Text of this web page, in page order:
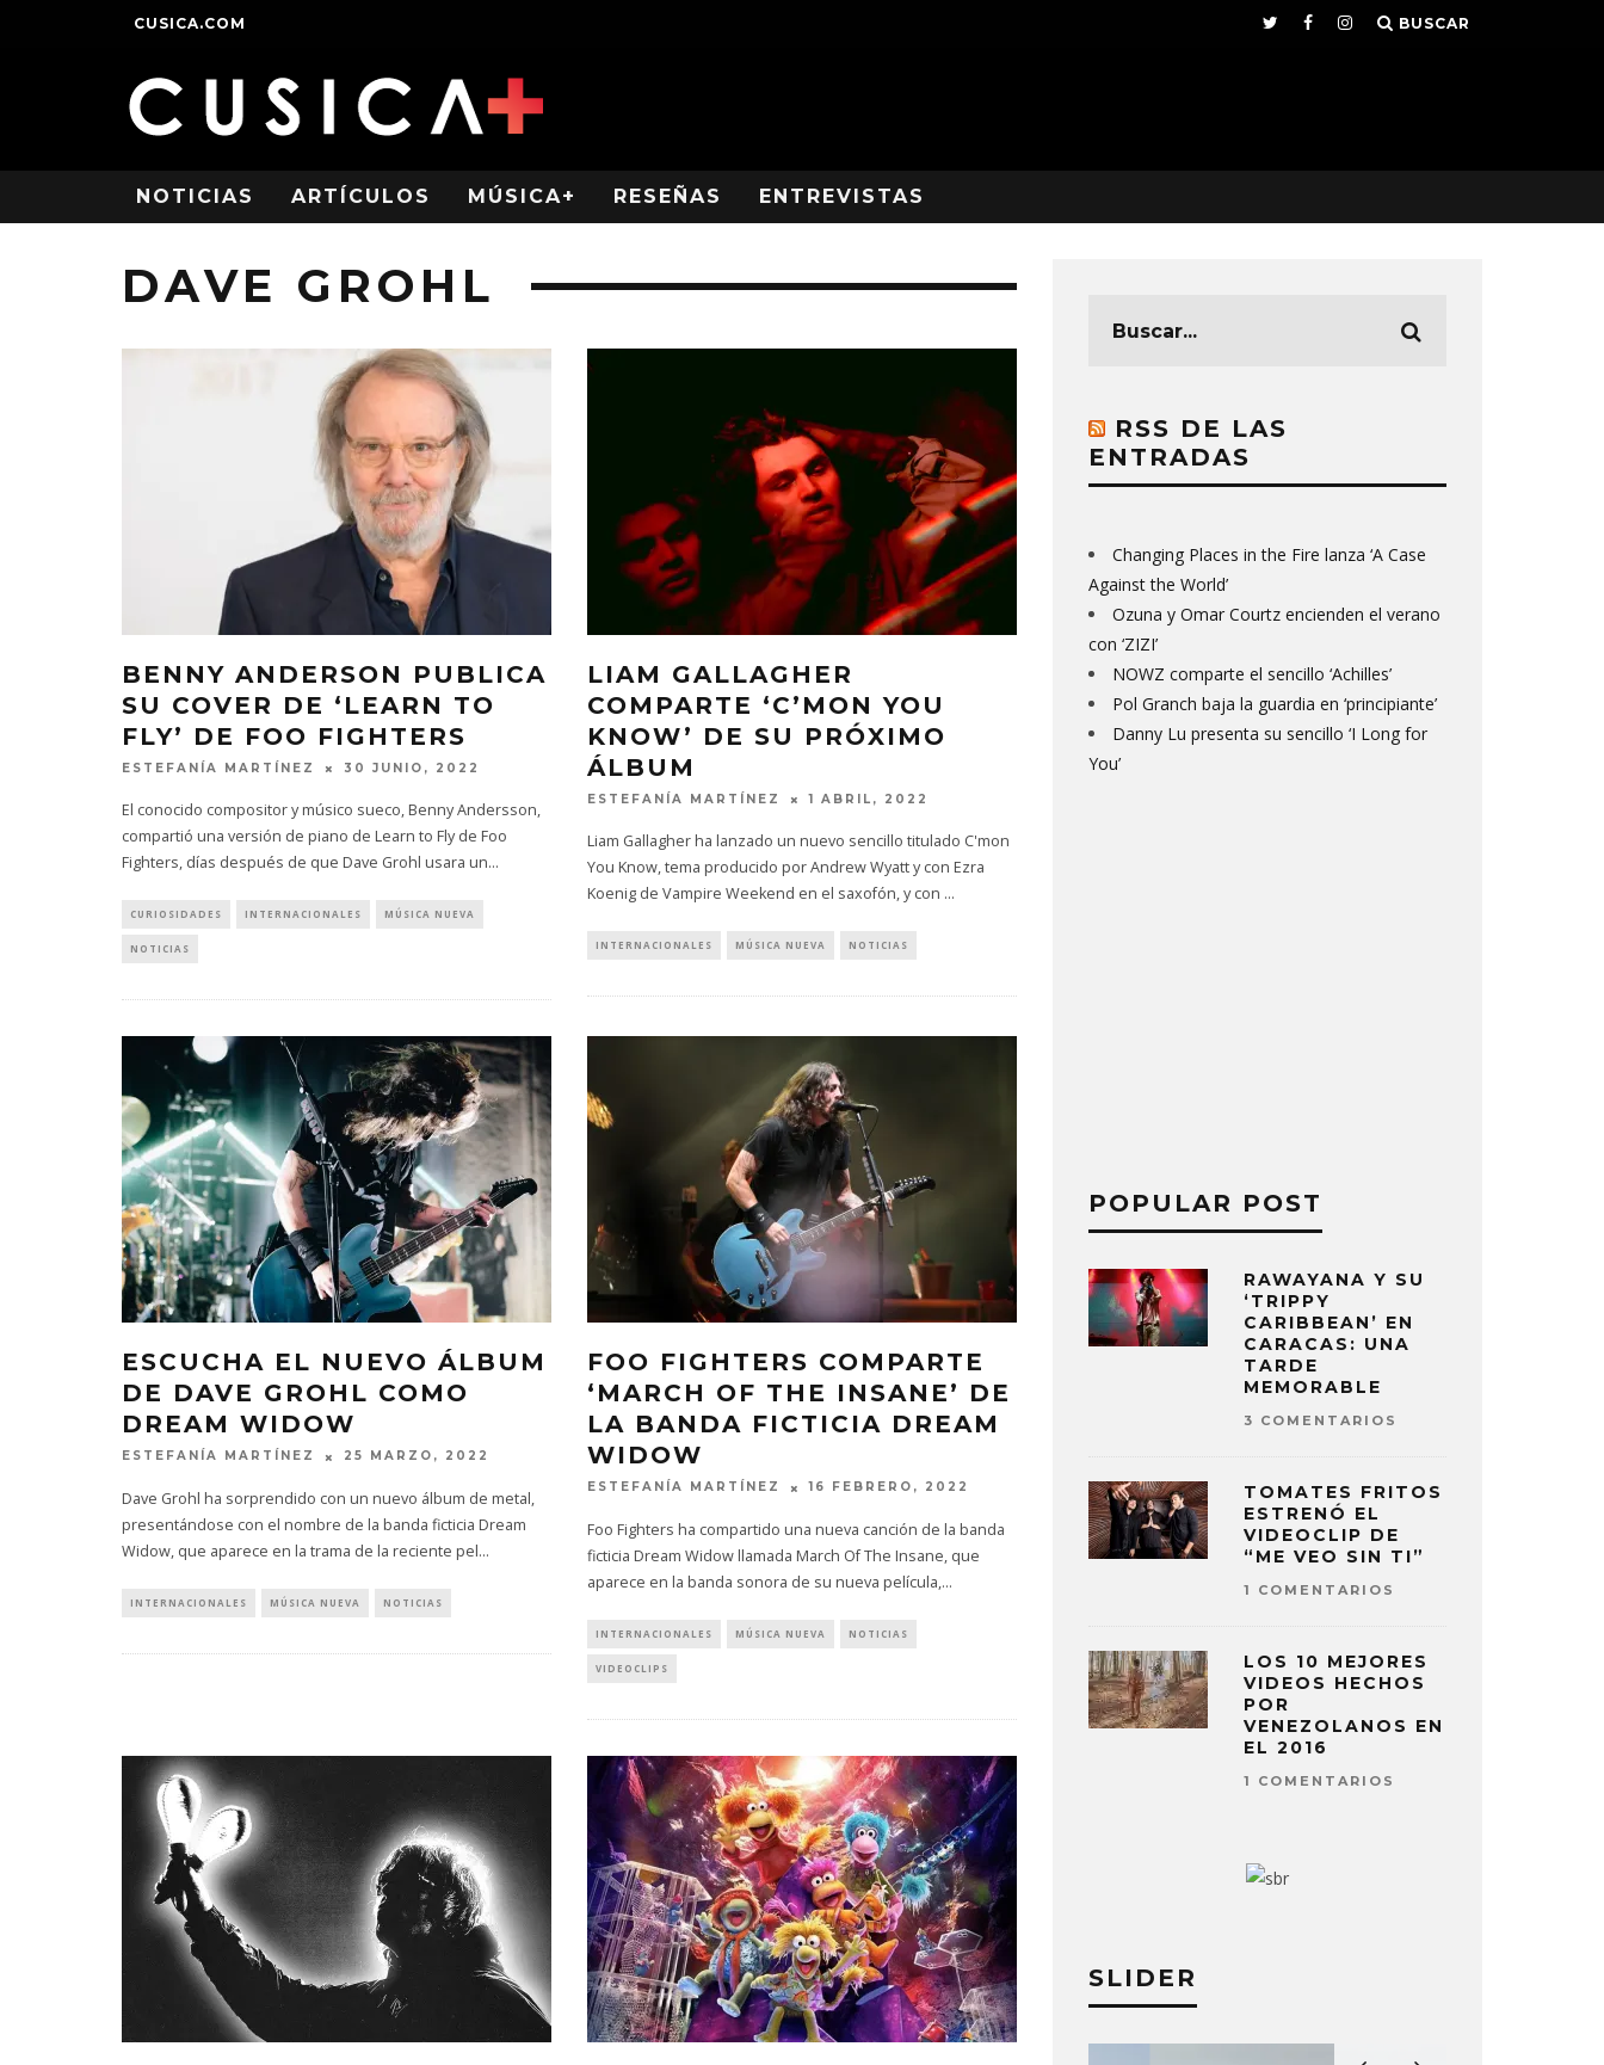
CUSICA.COM BUSCAR
NOTICIAS ARTÍCULOS MÚSICA+ RESEÑAS ENTREVISTAS
DAVE GROHL
BENNY ANDERSON PUBLICA
SU COVER DE ‘LEARN TO
FLY’ DE FOO FIGHTERS
ESTEFANÍA MARTÍNEZ 30 JUNIO, 2022
El conocido compositor y músico sueco, Benny Andersson,
compartió una versión de piano de Learn to Fly de Foo
Fighters, días después de que Dave Grohl usara un...
CURIOSIDADES INTERNACIONALES MÚSICA NUEVA
NOTICIAS
LIAM GALLAGHER
COMPARTE ‘C’MON YOU
KNOW’ DE SU PRÓXIMO
ÁLBUM
ESTEFANÍA MARTÍNEZ 1 ABRIL, 2022
Liam Gallagher ha lanzado un nuevo sencillo titulado C'mon
You Know, tema producido por Andrew Wyatt y con Ezra
Koenig de Vampire Weekend en el saxofón, y con ...
INTERNACIONALES MÚSICA NUEVA NOTICIAS
ESCUCHA EL NUEVO ÁLBUM
DE DAVE GROHL COMO
DREAM WIDOW
ESTEFANÍA MARTÍNEZ 25 MARZO, 2022
Dave Grohl ha sorprendido con un nuevo álbum de metal,
presentándose con el nombre de la banda ficticia Dream
Widow, que aparece en la trama de la reciente pel...
INTERNACIONALES MÚSICA NUEVA NOTICIAS
FOO FIGHTERS COMPARTE
‘MARCH OF THE INSANE’ DE
LA BANDA FICTICIA DREAM
WIDOW
ESTEFANÍA MARTÍNEZ 16 FEBRERO, 2022
Foo Fighters ha compartido una nueva canción de la banda
ficticia Dream Widow llamada March Of The Insane, que
aparece en la banda sonora de su nueva película,...
INTERNACIONALES MÚSICA NUEVA NOTICIAS
VIDEOCLIPS
RSS DE LAS
ENTRADAS
Changing Places in the Fire lanza ‘A Case
Against the World’
Ozuna y Omar Courtz encienden el verano
con ‘ZIZI’
NOWZ comparte el sencillo ‘Achilles’
Pol Granch baja la guardia en ‘principiante’
Danny Lu presenta su sencillo ‘I Long for
You’
POPULAR POST
RAWAYANA Y SU
‘TRIPPY
CARIBBEAN’ EN
CARACAS: UNA
TARDE
MEMORABLE
3 COMENTARIOS
TOMATES FRITOS
ESTRENÓ EL
VIDEOCLIP DE
“ME VEO SIN TI”
1 COMENTARIOS
LOS 10 MEJORES
VIDEOS HECHOS
POR
VENEZOLANOS EN
EL 2016
1 COMENTARIOS
SLIDER